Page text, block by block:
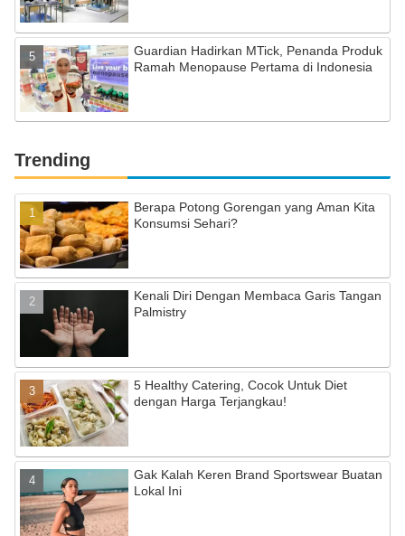
Guardian Hadirkan MTick, Penanda Produk
Ramah Menopause Pertama di Indonesia
Trending
Berapa Potong Gorengan yang Aman Kita
Konsumsi Sehari?
Kenali Diri Dengan Membaca Garis Tangan
Palmistry
5 Healthy Catering, Cocok Untuk Diet
dengan Harga Terjangkau!
Gak Kalah Keren Brand Sportswear Buatan
Lokal Ini